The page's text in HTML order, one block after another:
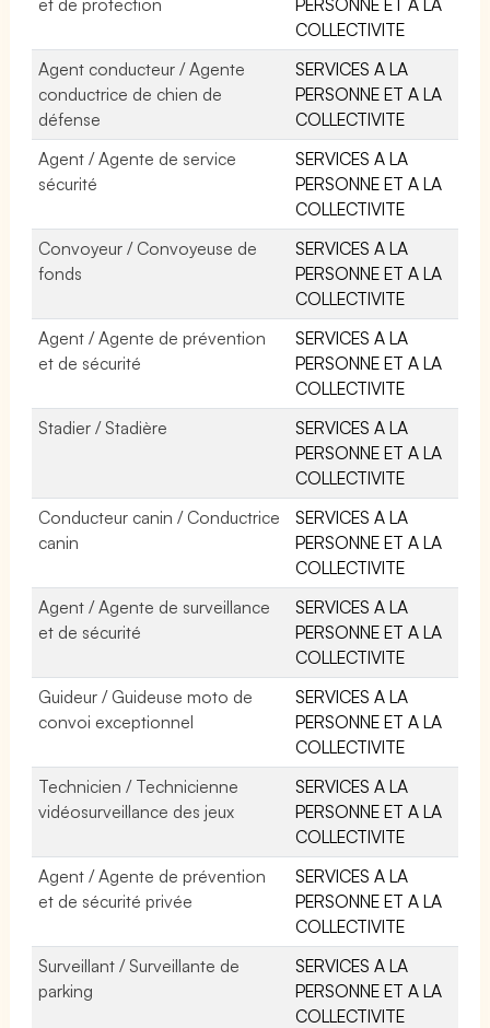
COLLECTIVITE
Agent conducteur / Agente
conductrice de chien de
défense
SERVICES A LA
PERSONNE ET A LA
COLLECTIVITE
Agent / Agente de service
sécurité
SERVICES A LA
PERSONNE ET A LA
COLLECTIVITE
Convoyeur / Convoyeuse de
fonds
SERVICES A LA
PERSONNE ET A LA
COLLECTIVITE
Agent / Agente de prévention
et de sécurité
SERVICES A LA
PERSONNE ET A LA
COLLECTIVITE
Stadier / Stadière
SERVICES A LA
PERSONNE ET A LA
COLLECTIVITE
Conducteur canin / Conductrice
canin
SERVICES A LA
PERSONNE ET A LA
COLLECTIVITE
Agent / Agente de surveillance
et de sécurité
SERVICES A LA
PERSONNE ET A LA
COLLECTIVITE
Guideur / Guideuse moto de
convoi exceptionnel
SERVICES A LA
PERSONNE ET A LA
COLLECTIVITE
Technicien / Technicienne
vidéosurveillance des jeux
SERVICES A LA
PERSONNE ET A LA
COLLECTIVITE
Agent / Agente de prévention
et de sécurité privée
SERVICES A LA
PERSONNE ET A LA
COLLECTIVITE
Surveillant / Surveillante de
parking
SERVICES A LA
PERSONNE ET A LA
COLLECTIVITE